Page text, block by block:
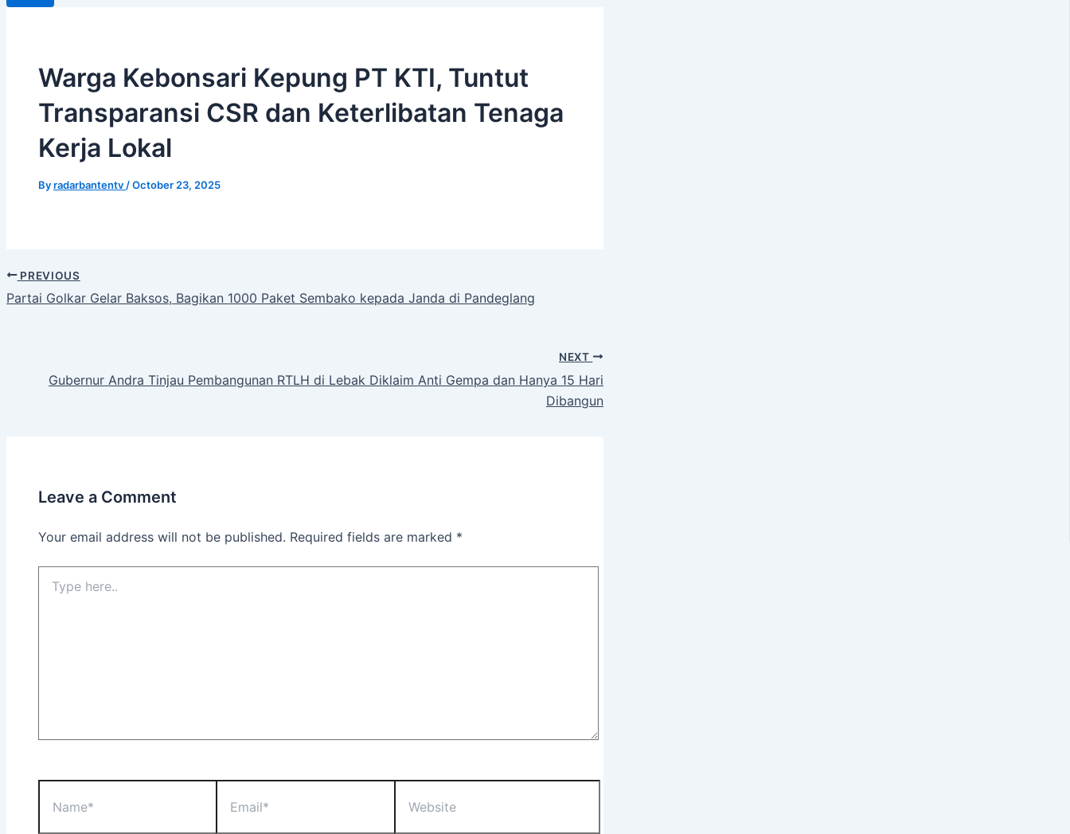
Warga Kebonsari Kepung PT KTI, Tuntut
Transparansi CSR dan Keterlibatan Tenaga
Kerja Lokal
Byradarbantentv /October 23, 2025
PREVIOUS
Partai Golkar Gelar Baksos, Bagikan 1000 Paket Sembako kepada Janda di Pandeglang
NEXT
Gubernur Andra Tinjau Pembangunan RTLH di Lebak Diklaim Anti Gempa dan Hanya 15 Hari
Dibangun
Leave a Comment
Your email address will not be published. Required fields are marked *